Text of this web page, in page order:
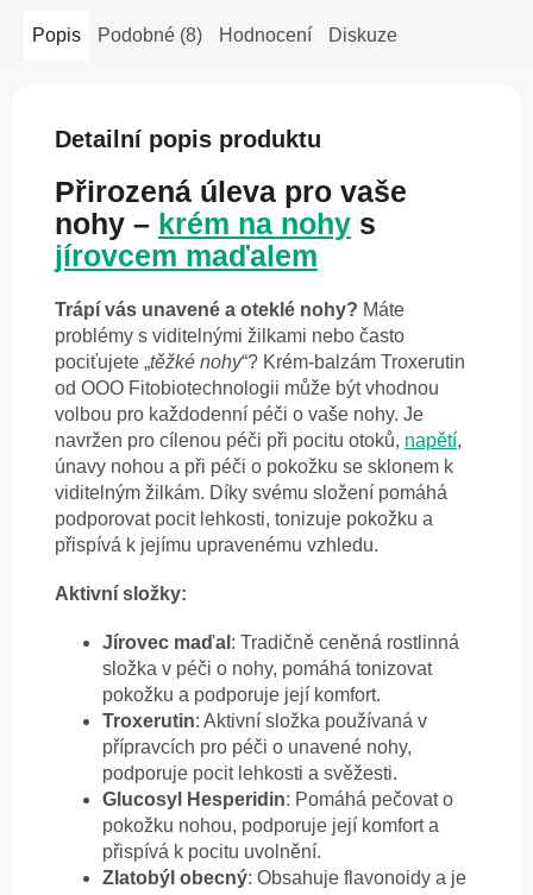
Popis Podobné (8) Hodnocení Diskuze
Detailní popis produktu
Přirozená úleva pro vaše
nohy – krém na nohy s
jírovcem maďalem
Trápí vás unavené a oteklé nohy? Máte
problémy s viditelnými žilkami nebo často
pociťujete „těžké nohy“? Krém-balzám Troxerutin
od OOO Fitobiotechnologii může být vhodnou
volbou pro každodenní péči o vaše nohy. Je
navržen pro cílenou péči při pocitu otoků, napětí,
únavy nohou a při péči o pokožku se sklonem k
viditelným žilkám. Díky svému složení pomáhá
podporovat pocit lehkosti, tonizuje pokožku a
přispívá k jejímu upravenému vzhledu.
Aktivní složky:
Jírovec maďal : Tradičně ceněná rostlinná
složka v péči o nohy, pomáhá tonizovat
pokožku a podporuje její komfort.
Troxerutin: Aktivní složka používaná v
přípravcích pro péči o unavené nohy,
podporuje pocit lehkosti a svěžesti.
Glucosyl Hesperidin: Pomáhá pečovat o
pokožku nohou, podporuje její komfort a
přispívá k pocitu uvolnění.
Zlatobýl obecný: Obsahuje flavonoidy a je